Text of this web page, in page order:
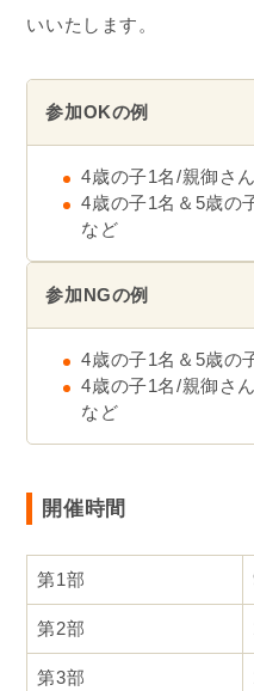
いいたします。
参加OKの例
4歳の子1名/親御さ
4歳の子1名＆5歳の
など
参加NGの例
4歳の子1名＆5歳の
4歳の子1名/親御さ
など
開催時間
第1部
第2部
第3部